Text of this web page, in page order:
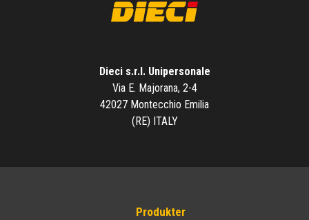
Dieci s.r.l. Unipersonale
Via E. Majorana, 2-4
42027 Montecchio Emilia
(RE) ITALY
Produkter